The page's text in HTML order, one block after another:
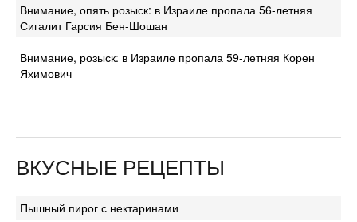
Внимание, опять розыск: в Израиле пропала 56-летняя
Сигалит Гарсия Бен-Шошан
Внимание, розыск: в Израиле пропала 59-летняя Корен
Яхимович
ВКУСНЫЕ РЕЦЕПТЫ
Пышный пирог с нектаринами